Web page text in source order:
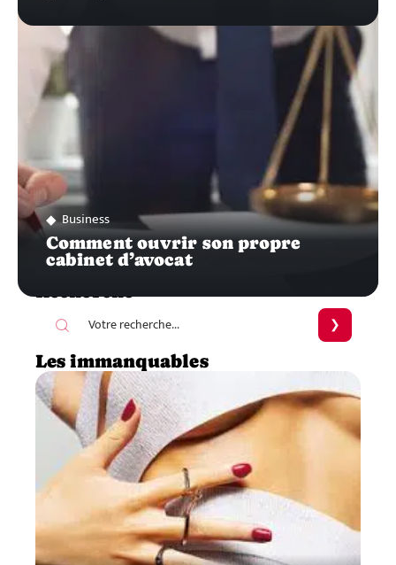
Business
Comment ouvrir son propre
cabinet d’avocat
Recherche
Les immanquables